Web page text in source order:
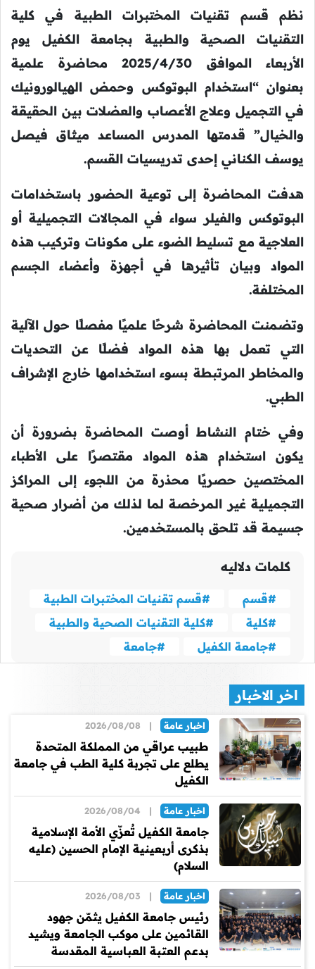
نظم قسم تقنيات المختبرات الطبية في كلية
التقنيات الصحية والطبية بجامعة الكفيل يوم
الأربعاء الموافق 2025/4/30 محاضرة علمية
بعنوان “استخدام البوتوكس وحمض الهيالورونيك
في التجميل وعلاج الأعصاب والعضلات بين الحقيقة
والخيال” قدمتها المدرس المساعد ميثاق فيصل
يوسف الكناني إحدى تدريسيات القسم.
هدفت المحاضرة إلى توعية الحضور باستخدامات
البوتوكس والفيلر سواء في المجالات التجميلية أو
العلاجية مع تسليط الضوء على مكونات وتركيب هذه
المواد وبيان تأثيرها في أجهزة وأعضاء الجسم
المختلفة.
وتضمنت المحاضرة شرحًا علميًا مفصلًا حول الآلية
التي تعمل بها هذه المواد فضلًا عن التحديات
والمخاطر المرتبطة بسوء استخدامها خارج الإشراف
الطبي.
وفي ختام النشاط أوصت المحاضرة بضرورة أن
يكون استخدام هذه المواد مقتصرًا على الأطباء
المختصين حصريًا محذرة من اللجوء إلى المراكز
التجميلية غير المرخصة لما لذلك من أضرار صحية
جسيمة قد تلحق بالمستخدمين.
كلمات دلاليه
#قسم
#قسم تقنيات المختبرات الطبية
#كلية
#كلية التقنيات الصحية والطبية
#جامعة الكفيل
#جامعة
اخر الاخبار
اخبار عامة |
2026/08/08
طبيب عراقي من المملكة المتحدة
يطلع على تجربة كلية الطب في جامعة
الكفيل
اخبار عامة |
2026/08/04
جامعة الكفيل تُعزّي الأمة الإسلامية
بذكرى أربعينية الإمام الحسين (عليه
السلام)
اخبار عامة |
2026/08/03
رئيس جامعة الكفيل يثمّن جهود
القائمين على موكب الجامعة ويشيد
بدعم العتبة العباسية المقدسة